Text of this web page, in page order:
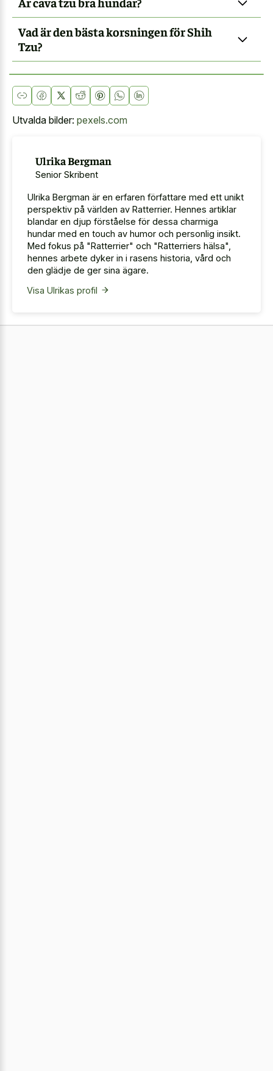
Vad är den bästa korsningen för Shih
Tzu?
Utvalda bilder: pexels.com
Ulrika Bergman
Senior Skribent
Ulrika Bergman är en erfaren författare med ett unikt
perspektiv på världen av Ratterrier. Hennes artiklar
blandar en djup förståelse för dessa charmiga
hundar med en touch av humor och personlig insikt.
Med fokus på "Ratterrier" och "Ratterriers hälsa",
hennes arbete dyker in i rasens historia, vård och
den glädje de ger sina ägare.
Visa Ulrikas profil